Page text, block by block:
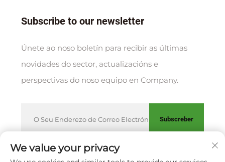
Subscribe to our newsletter
Únete ao noso boletín para recibir as últimas
novidades do sector, actualizacións e
perspectivas do noso equipo en Company.
Subscreber
We value your privacy